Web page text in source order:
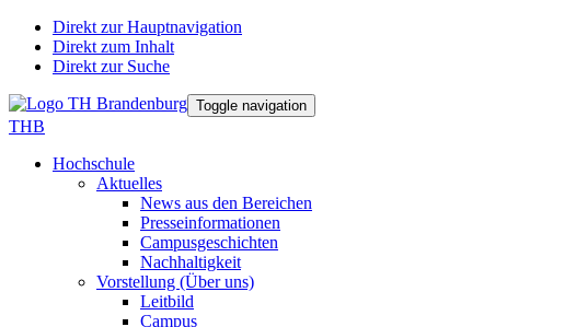
Direkt zur Hauptnavigation
Direkt zum Inhalt
Direkt zur Suche
Toggle navigation
THB
Hochschule
Aktuelles
News aus den Bereichen
Presseinformationen
Campusgeschichten
Nachhaltigkeit
Vorstellung (Über uns)
Leitbild
Campus